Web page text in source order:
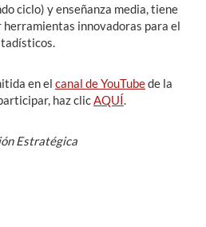
ciclo) y enseñanza media, tiene
innovadoras para el
en el canal de YouTubede la
haz clic AQUÍ
Estratégica